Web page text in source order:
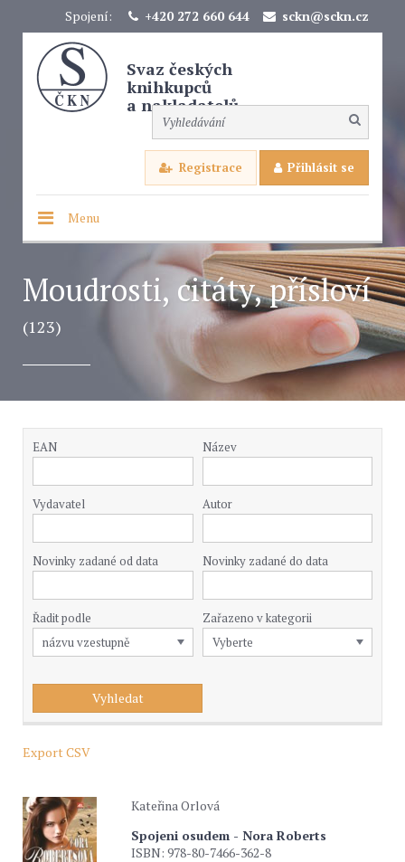
Spojení: +420 272 660 644 sckn@sckn.cz
Svaz českých
knihkupců
a nakladatelů
Registrace Přihlásit se
Menu
Moudrosti, citáty, přísloví
(123)
EAN Název
Vydavatel Autor
Novinky zadané od data Novinky zadané do data
Řadit podle Zařazeno v kategorii
Export CSV
Kateřina Orlová
Spojeni osudem - Nora Roberts
ISBN: 978-80-7466-362-8